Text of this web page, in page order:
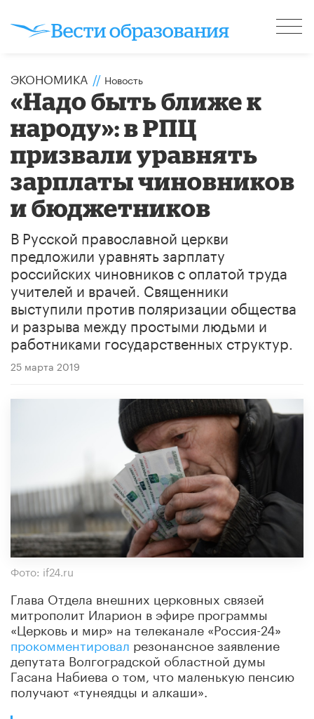
ЭКОНОМИКА // Новость
«Надо быть ближе к
народу»: в РПЦ
призвали уравнять
зарплаты чиновников
и бюджетников
В Русской православной церкви
предложили уравнять зарплату
российских чиновников с оплатой труда
учителей и врачей. Священники
выступили против поляризации общества
и разрыва между простыми людьми и
работниками государственных структур.
25 марта 2019
Фото: if24.ru
Глава Отдела внешних церковных связей
митрополит Иларион в эфире программы
«Церковь и мир» на телеканале «Россия-24»
прокомментировал резонансное заявление
депутата Волгоградской областной думы
Гасана Набиева о том, что маленькую пенсию
получают «тунеядцы и алкаши».